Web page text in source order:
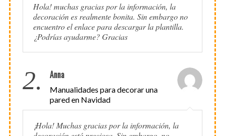
Hola! muchas gracias por la información, la
decoración es realmente bonita. Sin embargo no
encuentro el enlace para descargar la plantilla.
¿Podrías ayudarme? Gracias
2. Anna
Manualidades para decorar una
pared en Navidad
¡Hola! Muchas gracias por la información, la